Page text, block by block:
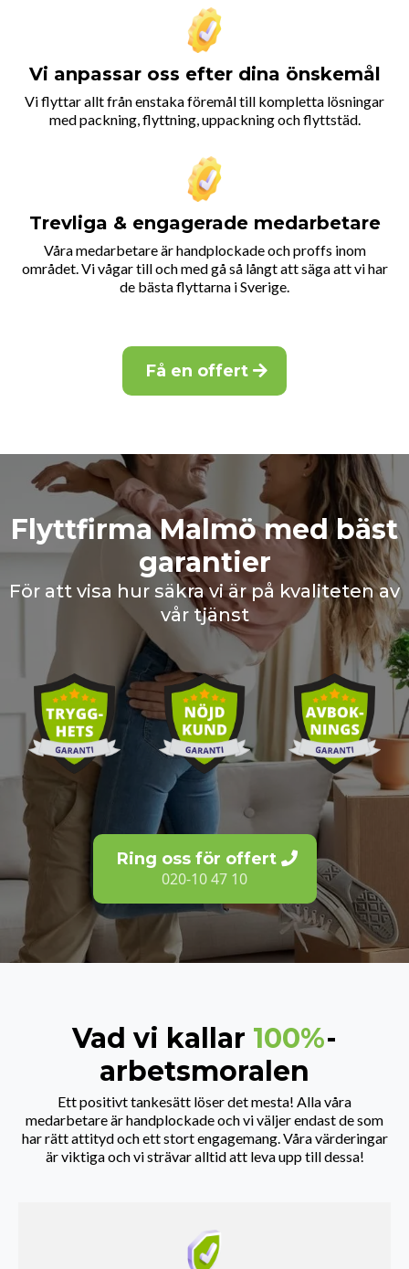
Vi anpassar oss efter dina önskemål
Vi flyttar allt från enstaka föremål till kompletta lösningar
med packning, flyttning, uppackning och flyttstäd.
Trevliga & engagerade medarbetare
Våra medarbetare är handplockade och proffs inom
området. Vi vågar till och med gå så långt att säga att vi har
de bästa flyttarna i Sverige.
Få en offert
Flyttfirma Malmö med bäst
garantier
För att visa hur säkra vi är på kvaliteten av
vår tjänst
Ring oss för offert
020-10 47 10
Vad vi kallar 100%-
arbetsmoralen
Ett positivt tankesätt löser det mesta! Alla våra
medarbetare är handplockade och vi väljer endast de som
har rätt attityd och ett stort engagemang. Våra värderingar
är viktiga och vi strävar alltid att leva upp till dessa!